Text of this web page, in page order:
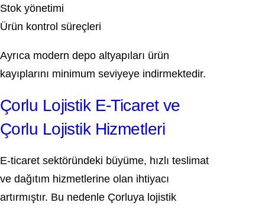
Stok yönetimi
Ürün kontrol süreçleri
Ayrıca modern depo altyapıları ürün
kayıplarını minimum seviyeye indirmektedir.
Çorlu Lojistik E-Ticaret ve
Çorlu Lojistik Hizmetleri
E-ticaret sektöründeki büyüme, hızlı teslimat
ve dağıtım hizmetlerine olan ihtiyacı
artırmıştır. Bu nedenle Çorluya lojistik